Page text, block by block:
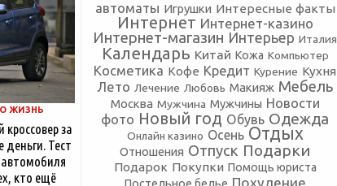
ЖИЗНЬ
кроссовер за
деньги. Тест
автомобиля
кто ещё
автоматы Игрушки Интересные факты
Интернет Интернет-казино
Интернет-магазин Интерьер Италия
Календарь Китай Кожа Компьютер
Косметика Кофе Кредит Курение Кухня
Лето Лечение Любовь Макияж Мебель
Москва Мужчина Мужчины Новости
фото Новый год Обувь Одежда
Онлайн казино Осень Отдых
Отношения Отпуск Подарки
Подарок Покупки Помощь юриста
Похудение